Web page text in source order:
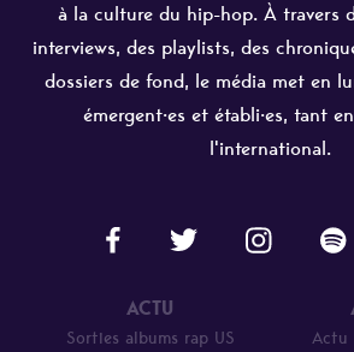
à la culture du hip-hop. À travers
interviews, des playlists, des
dossiers de fond, le média met en
émergent·es et établi·es, tant
l'international.
ACTU
Sorties albums rap US
Actu